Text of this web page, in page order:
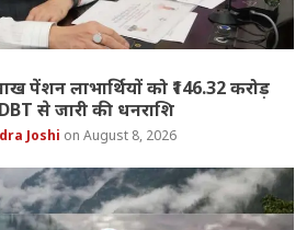
पेंशन लाभार्थियों को ₹146.32 करोड़
से जारी की धनराशि
Joshi August 8, 2026